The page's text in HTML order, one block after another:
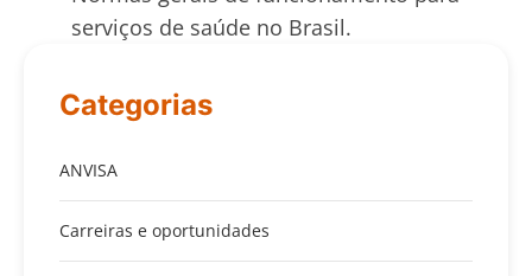
serviços de saúde no Brasil.
Categorias
ANVISA
Carreiras e oportunidades